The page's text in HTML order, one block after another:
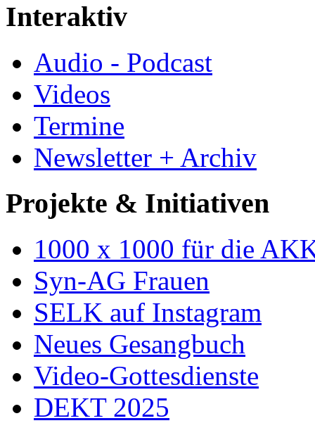
Interaktiv
Audio - Podcast
Videos
Termine
Newsletter + Archiv
Projekte & Initiativen
1000 x 1000 für die
Syn-AG Frauen
SELK auf Instagram
Neues Gesangbuch
Video-Gottesdienste
DEKT 2025